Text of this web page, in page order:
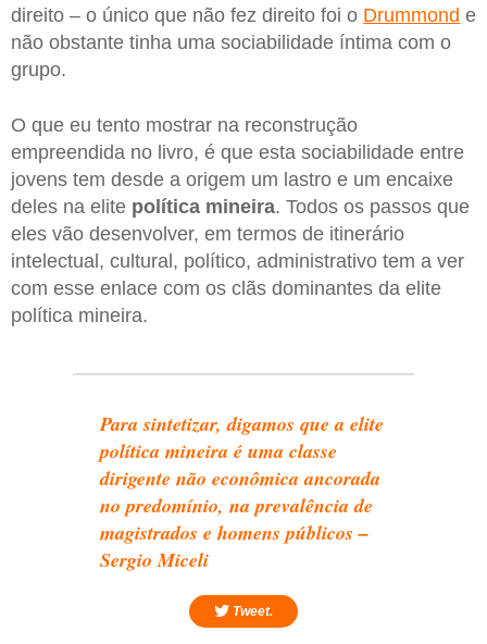
direito – o único que não fez direito foi o Drummond e
não obstante tinha uma sociabilidade íntima com o
grupo.
O que eu tento mostrar na reconstrução
empreendida no livro, é que esta sociabilidade entre
jovens tem desde a origem um lastro e um encaixe
deles na elite política mineira. Todos os passos que
eles vão desenvolver, em termos de itinerário
intelectual, cultural, político, administrativo tem a ver
com esse enlace com os clãs dominantes da elite
política mineira.
Para sintetizar, digamos que a elite
política mineira é uma classe
dirigente não econômica ancorada
no predomínio, na prevalência de
magistrados e homens públicos –
Sergio Miceli
Tweet.